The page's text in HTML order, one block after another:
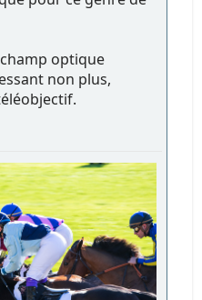
optique
non plus,